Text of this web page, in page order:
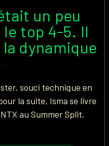
un peu
le top 4-5. Il
dynamique
souci technique en
la suite, Isma se livre
au Summer Split.